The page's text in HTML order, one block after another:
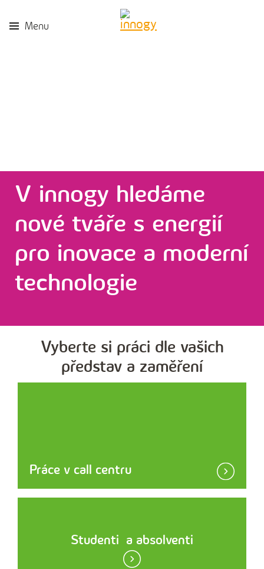
Menu
V innogy hledáme
nové tváře s energií
pro inovace a moderní
technologie
Práce v call centru
Vyberte si práci dle vašich
představ a zaměření
Studenti a absolventi